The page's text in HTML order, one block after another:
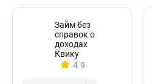
Займ без
справок о
доходах
Квику
4.9